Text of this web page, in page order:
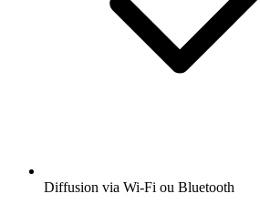
Diffusion via Wi-Fi ou Bluetooth